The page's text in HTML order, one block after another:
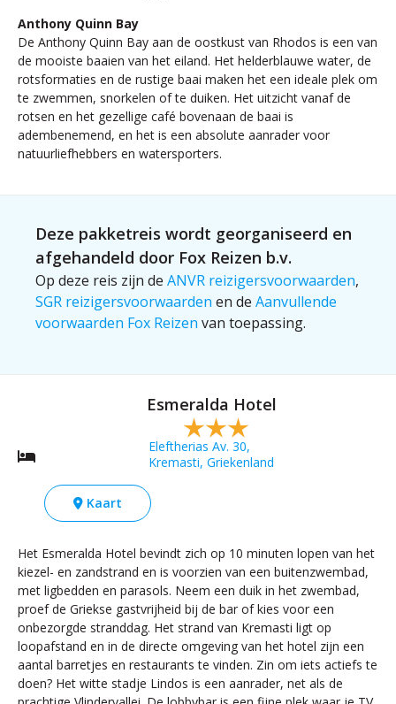
Anthony Quinn Bay
De Anthony Quinn Bay aan de oostkust van Rhodos is een van
de mooiste baaien van het eiland. Het helderblauwe water, de
rotsformaties en de rustige baai maken het een ideale plek om
te zwemmen, snorkelen of te duiken. Het uitzicht vanaf de
rotsen en het gezellige café bovenaan de baai is
adembenemend, en het is een absolute aanrader voor
natuurliefhebbers en watersporters.
Deze pakketreis wordt georganiseerd en
afgehandeld door Fox Reizen b.v.
Op deze reis zijn de ANVR reizigersvoorwaarden,
SGR reizigersvoorwaarden en de Aanvullende
voorwaarden Fox Reizen van toepassing.
Esmeralda Hotel
Eleftherias Av. 30,
Kremasti, Griekenland
Kaart
Het Esmeralda Hotel bevindt zich op 10 minuten lopen van het
kiezel- en zandstrand en is voorzien van een buitenzwembad,
met ligbedden en parasols. Neem een duik in het zwembad,
proef de Griekse gastvrijheid bij de bar of kies voor een
onbezorgde stranddag. Het strand van Kremasti ligt op
loopafstand en in de directe omgeving van het hotel zijn een
aantal barretjes en restaurants te vinden. Zin om iets actiefs te
doen? Het witte stadje Lindos is een aanrader, net als de